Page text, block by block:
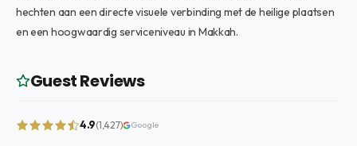
hechten aan een directe visuele verbinding met de heilige plaatsen
en een hoogwaardig serviceniveau in Makkah.
Guest Reviews
4.9(1,427) Google